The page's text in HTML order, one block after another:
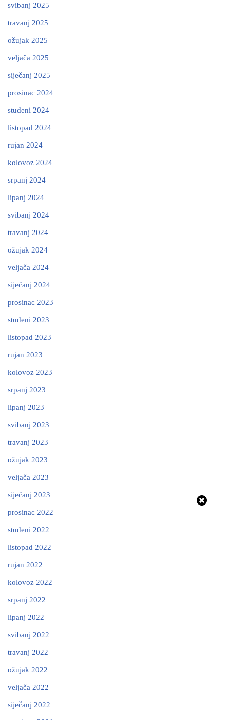
svibanj 2025
travanj 2025
ožujak 2025
veljača 2025
siječanj 2025
prosinac 2024
studeni 2024
listopad 2024
rujan 2024
kolovoz 2024
srpanj 2024
lipanj 2024
svibanj 2024
travanj 2024
ožujak 2024
veljača 2024
siječanj 2024
prosinac 2023
studeni 2023
listopad 2023
rujan 2023
kolovoz 2023
srpanj 2023
lipanj 2023
svibanj 2023
travanj 2023
ožujak 2023
veljača 2023
siječanj 2023
prosinac 2022
studeni 2022
listopad 2022
rujan 2022
kolovoz 2022
srpanj 2022
lipanj 2022
svibanj 2022
travanj 2022
ožujak 2022
veljača 2022
siječanj 2022